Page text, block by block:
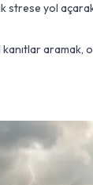
strese yol
aramak,